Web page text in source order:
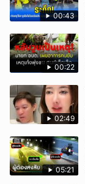
00:43
00:22
02:49
05:21